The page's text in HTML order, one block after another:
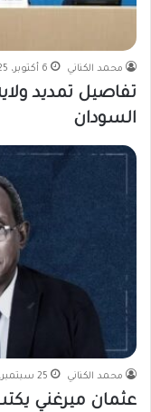
محمد الكناني 6 أكتوبر، 2025
تفاصيل تمديد
السودان
محمد الكناني 25 سبتمبر، 2025
عثمان ميرغني